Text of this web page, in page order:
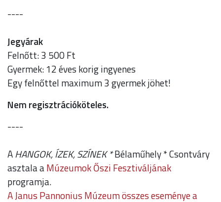
----
Jegyárak
Felnőtt: 3 500 Ft
Gyermek: 12 éves korig ingyenes
Egy felnőttel maximum 3 gyermek jöhet!
Nem regisztrációköteles.
----
AHANGOK, ÍZEK, SZÍNEK *Bélaműhely * Csontváry
asztala aMúzeumok Őszi Fesztiváljának
programja.
A Janus Pannonius Múzeum összes eseménye a